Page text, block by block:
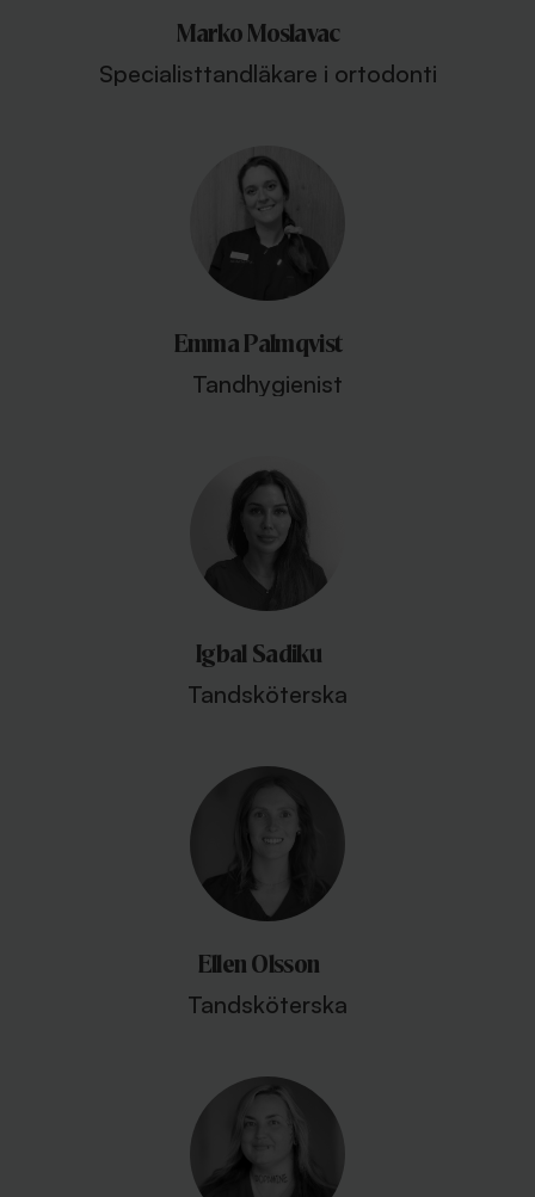
Marko Moslavac
Specialisttandläkare i ortodonti
Emma Palmqvist
Tandhygienist
Igbal Sadiku
Tandsköterska
Ellen Olsson
Tandsköterska